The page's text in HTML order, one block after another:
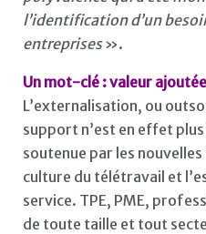
l’identification d’un
entreprises».
Un mot-clé : valeur ajoutée
L’externalisation, ou
support n’est en effet
soutenue par les
culture du télétravail et
service. TPE, PME,
de toute taille et tout